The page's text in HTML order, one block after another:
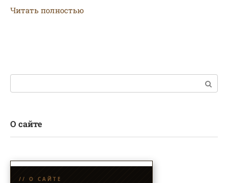
Читать полностью
Поиск:
О сайте
// О САЙТЕ